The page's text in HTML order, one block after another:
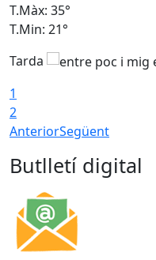
T.Màx: 35°
T.Min: 21°
Tarda
1
2
AnteriorSegüent
Butlletí digital